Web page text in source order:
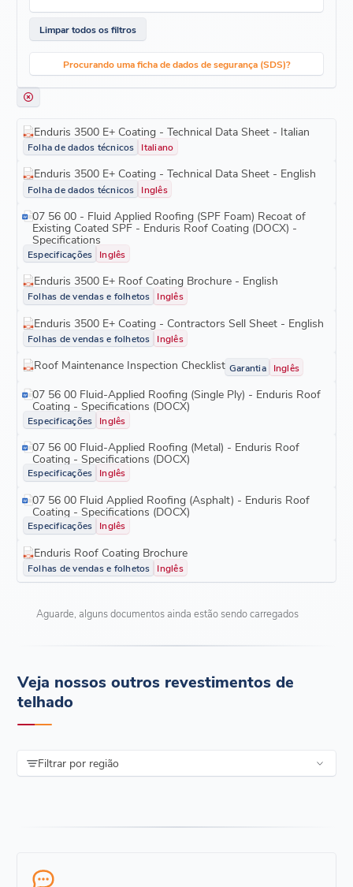
Limpar todos os filtros
Procurando uma ficha de dados de segurança (SDS)?
Enduris 3500 E+ Coating - Technical Data Sheet - Italian
Folha de dados técnicos Italiano
Enduris 3500 E+ Coating - Technical Data Sheet - English
Folha de dados técnicos Inglês
07 56 00 - Fluid Applied Roofing (SPF Foam) Recoat of
Existing Coated SPF - Enduris Roof Coating (DOCX) -
Specifications
Especificações Inglês
Enduris 3500 E+ Roof Coating Brochure - English
Folhas de vendas e folhetos Inglês
Enduris 3500 E+ Coating - Contractors Sell Sheet - English
Folhas de vendas e folhetos Inglês
Roof Maintenance Inspection Checklist Garantia Inglês
07 56 00 Fluid-Applied Roofing (Single Ply) - Enduris Roof
Coating - Specifications (DOCX)
Especificações Inglês
07 56 00 Fluid-Applied Roofing (Metal) - Enduris Roof
Coating - Specifications (DOCX)
Especificações Inglês
07 56 00 Fluid Applied Roofing (Asphalt) - Enduris Roof
Coating - Specifications (DOCX)
Especificações Inglês
Enduris Roof Coating Brochure
Folhas de vendas e folhetos Inglês
Aguarde, alguns documentos ainda estão sendo carregados
Veja nossos outros revestimentos de
telhado
Filtrar por região